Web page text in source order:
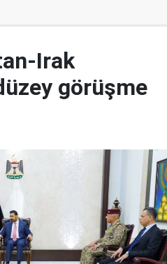
Irak
görüşme